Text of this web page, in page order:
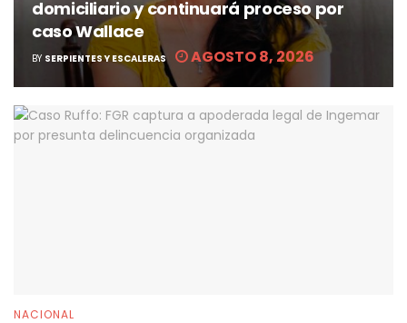
domiciliario y continuará proceso por
caso Wallace
BY SERPIENTES Y ESCALERAS AGOSTO 8, 2026
NACIONAL